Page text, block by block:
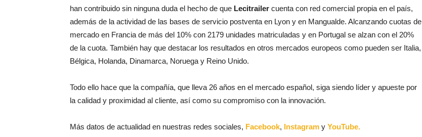
han contribuido sin ninguna duda el hecho de que Lecitrailer cuenta con red comercial propia en el país,
además de la actividad de las bases de servicio postventa en Lyon y en Mangualde. Alcanzando cuotas de
mercado en Francia de más del 10% con 2179 unidades matriculadas y en Portugal se alzan con el 20%
de la cuota. También hay que destacar los resultados en otros mercados europeos como pueden ser Italia,
Bélgica, Holanda, Dinamarca, Noruega y Reino Unido.
Todo ello hace que la compañía, que lleva 26 años en el mercado español, siga siendo líder y apueste por
la calidad y proximidad al cliente, así como su compromiso con la innovación.
Más datos de actualidad en nuestras redes sociales, Facebook, Instagram y YouTube.